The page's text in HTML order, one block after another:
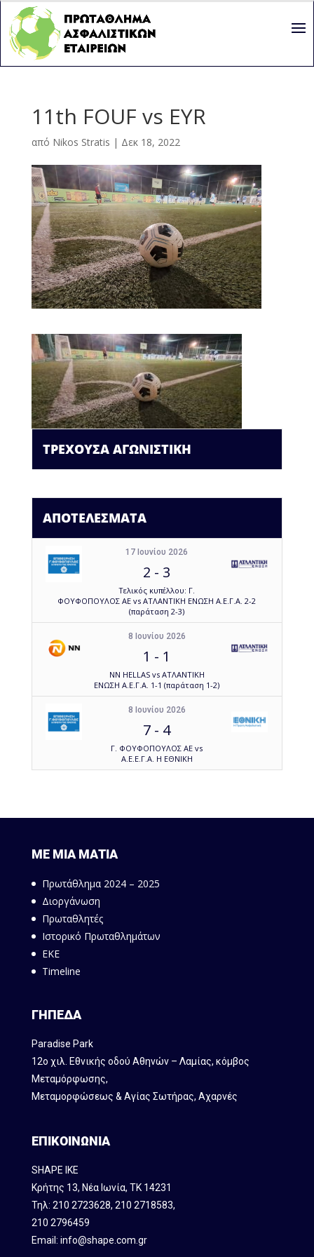
11th FOUF vs EYR
από Nikos Stratis | Δεκ 18, 2022
ΤΡΕΧΟΥΣΑ ΑΓΩΝΙΣΤΙΚΗ
ΑΠΟΤΕΛΕΣΜΑΤΑ
17 Ιουνίου 2026
2 - 3
Τελικός κυπέλλου: Γ.
ΦΟΥΦΟΠΟΥΛΟΣ ΑΕ vs ΑΤΛΑΝΤΙΚΗ ΕΝΩΣΗ Α.Ε.Γ.Α. 2-2
(παράταση 2-3)
8 Ιουνίου 2026
1 - 1
NN HELLAS vs ΑΤΛΑΝΤΙΚΗ
ΕΝΩΣΗ Α.Ε.Γ.Α. 1-1 (παράταση 1-2)
8 Ιουνίου 2026
7 - 4
Γ. ΦΟΥΦΟΠΟΥΛΟΣ ΑΕ vs
Α.Ε.Ε.Γ.Α. Η ΕΘΝΙΚΗ
ΜΕ ΜΙΑ ΜΑΤΙΑ
Πρωτάθλημα 2024 – 2025
Διοργάνωση
Πρωταθλητές
Ιστορικό Πρωταθλημάτων
ΕΚΕ
Timeline
ΓΗΠΕΔΑ
Paradise Park
12ο χιλ. Εθνικής οδού Αθηνών – Λαμίας, κόμβος
Mεταμόρφωσης,
Μεταμορφώσεως & Αγίας Σωτήρας, Αχαρνές
ΕΠΙΚΟΙΝΩΝΙΑ
SHAPE IKE
Κρήτης 13, Νέα Ιωνία, ΤΚ 14231
Τηλ: 210 2723628, 210 2718583,
210 2796459
Email: info@shape.com.gr